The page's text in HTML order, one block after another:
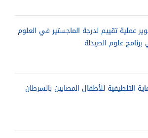
عملية تقييم لدرجة الماجستير في العلوم
علوم الصيدلة
التلطيفية للأطفال المصابين بالسرطان